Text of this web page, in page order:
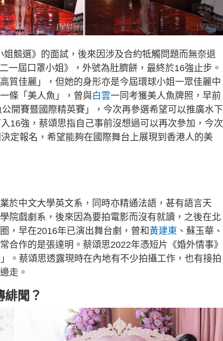
競選》的面試，後來因涉及合約牴觸問題而無奈退
一屆口罩小姐》，外號為肚臍餅，最終於16強止步。
質佳麗」，但她的身形亦是今屆環球小姐一眾佳麗中
條「美人魚」，曾與白雲一同考獲美人魚牌照，早前
開賽暨國際精英賽」，今次再參選希望可以推廣水下
16強，蔡頌思指自己事前沒想過可以再次參加，今次
定報名，希望能夠在國際舞台上展現到香港人的美
於中文大學英文系，同時亦精通法語，甚有語言天
院戲劇系，後來因為要拍電影而沒有就讀，之後在北
，早在2016年已演出舞台劇，曾和 黃建東 、蘇玉華、
合作的是張達明。蔡頌思2022年憑短片《婚外情事》
。蔡頌思透露現時在內地有不少拍攝工作，也有接拍
走。
聞？